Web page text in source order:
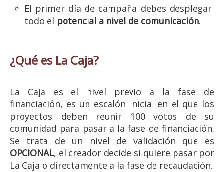
El primer día de campaña debes desplegar
todo el potencial a nivel de comunicación.
¿Qué es La Caja?
La Caja es el nivel previo a la fase de
financiación, es un escalón inicial en el que los
proyectos deben reunir 100 votos de su
comunidad para pasar a la fase de financiación.
Se trata de un nivel de validación que es
OPCIONAL, el creador decide si quiere pasar por
La Caja o directamente a la fase de recaudación.